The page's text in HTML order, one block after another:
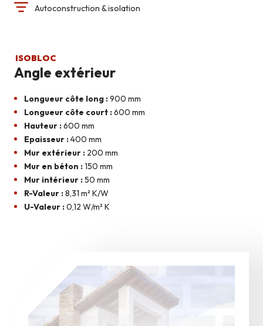
Autoconstruction & isolation
ISOBLOC
Angle extérieur
Longueur côte long :900 mm
Longueur côte court :600 mm
Hauteur :600 mm
Epaisseur :400 mm
Mur extérieur : 200 mm
Mur en béton :150 mm
Mur intérieur :50 mm
R-Valeur :8,31 m² K/W
U-Valeur :0,12 W/m² K